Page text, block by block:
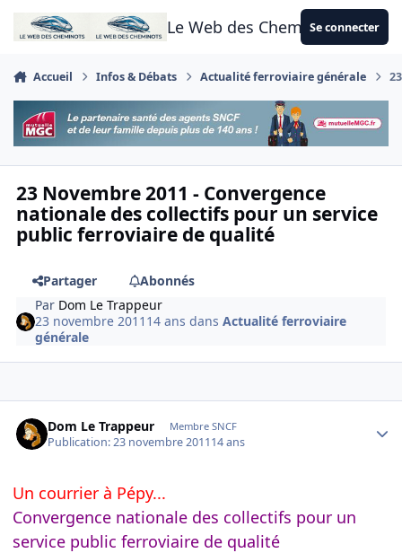
Aller au contenu
Le Web des CheminotsSe connecter
Accueil Infos & Débats Actualité ferroviaire générale
23 Novembre 2011 - Convergence
nationale des collectifs pour un service
public ferroviaire de qualité
Partager
Abonnés
Par Dom Le Trappeur
23 novembre 2011 14 ans dansActualité ferroviaire
générale
Dom Le Trappeur Membre SNCF
Publication:23 novembre 201114 ans
Un courrier à Pépy...
Convergence nationale des collectifs pour un
service public ferroviaire de qualité